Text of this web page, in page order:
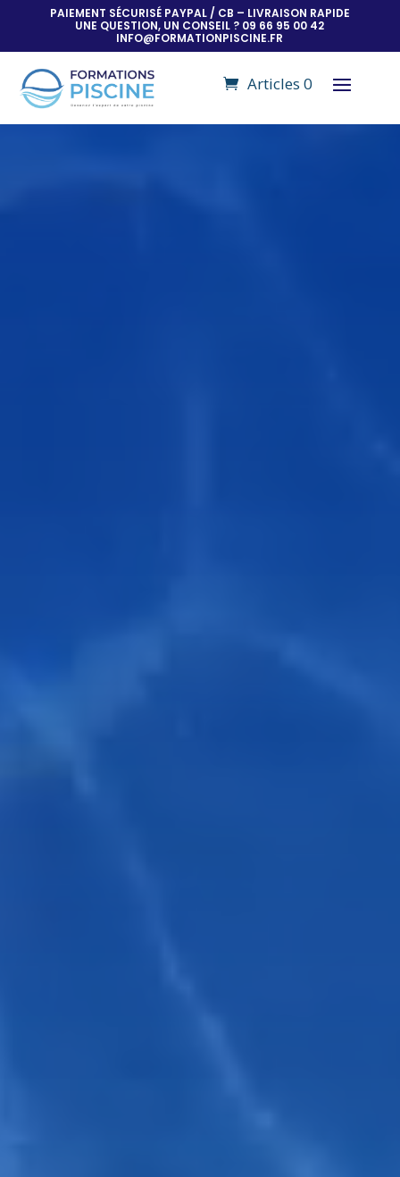
PAIEMENT SÉCURISÉ PAYPAL / CB – LIVRAISON RAPIDE
UNE QUESTION, UN CONSEIL ? 09 66 95 00 42
INFO@FORMATIONPISCINE.FR
Articles 0